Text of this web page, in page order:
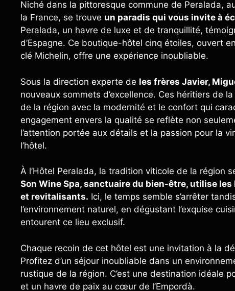
Niché dans la pittoresque commune de Peralada,
la France, se trouve un paradis qui vous invite à
Peralada, un havre de luxe et de tranquillité,
d’Espagne. Ce boutique-hôtel cinq étoiles, ouvert
clé Michelin, offre une expérience inoubliable.
Sous la direction experte de les frères Javier,
nouveaux sommets d’excellence. Ces héritiers de
de la région avec la modernité et le confort qui
engagement envers la qualité se reflète non
l’attention portée aux détails et la passion pour la
l’hôtel.
À l’Hôtel Peralada, la tradition viticole de la région
Son Wine Spa, sanctuaire du bien-être, utilise
et revitalisants. Ici, le temps semble s’arrêter
l’environnement naturel, en dégustant l’exquise
entourent ce lieu exclusif.
Chaque recoin de cet hôtel est une invitation à la
Profitez d’un séjour inoubliable dans un
rustique de la région. C’est une destination idéale
et un havre de paix au cœur de l’Empordà.